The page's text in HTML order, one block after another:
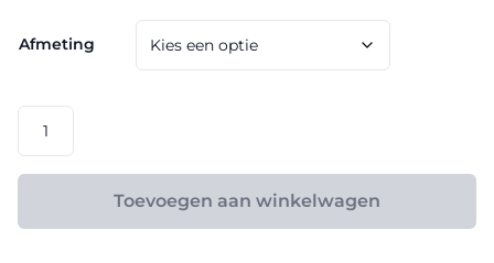
€ 64,40
tot
€ 87,40
Afmeting
model
OB07
III
Toevoegen aan winkelwagen